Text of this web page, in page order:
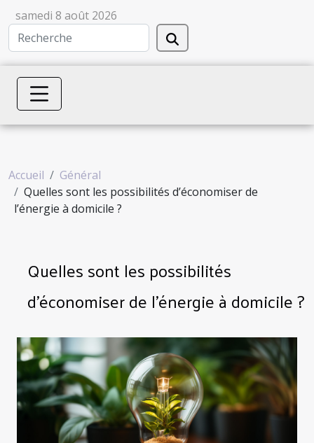
samedi 8 août 2026
Accueil
Général
Quelles sont les possibilités d’économiser de
l’énergie à domicile ?
Quelles sont les possibilités
d’économiser de l’énergie à domicile ?